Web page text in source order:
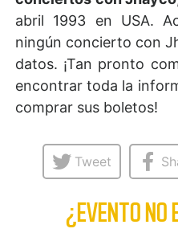
abril 1993 en USA.
ningún concierto con
datos. ¡Tan pronto
encontrar toda la
comprar sus boletos!
Tweet
¿EVENTO NO